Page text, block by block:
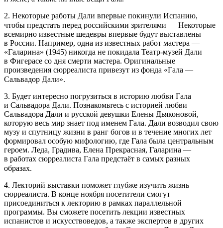
2. Некоторые работы Дали впервые покинули Испанию,
чтобы предстать перед российскими зрителями⠀⠀Некоторые
всемирно известные шедевры впервые будут выставлены
в России. Например, одна из известных работ мастера —
«Галарина» (1945) никогда не покидала Театр-музей Дали
в Фигерасе со дня смерти мастера. Оригинальные
произведения сюрреалиста привезут из фонда «Гала —
Сальвадор Дали».⠀
3. Будет интересно погрузиться в историю любви Гала
и Сальвадора Дали. Познакомьтесь с историей любви
Сальвадора Дали и русской девушки Елены Дьяконовой,
которую весь мир знает под именем Гала. Дали возводил свою
музу и спутницу жизни в ранг богов и в течение многих лет
формировал особую мифологию, где Гала была центральным
героем. Леда, Градива, Елена Прекрасная, Галарина —
в работах сюрреалиста Гала предстаёт в самых разных
образах.⠀
4. Лекторий выставки поможет глубже изучить жизнь
сюрреалиста. В конце ноября посетители смогут
присоединиться к лекторию в рамках параллельной
программы. Вы сможете посетить лекции известных
испанистов и искусствоведов, а также экспертов в других